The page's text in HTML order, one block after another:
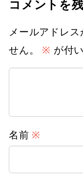
コメントを
メールアドレ
せん。
※ が付
名前 ※